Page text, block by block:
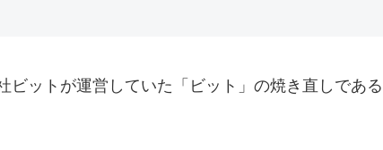
ットが運営していた「ビット」の焼き直しである